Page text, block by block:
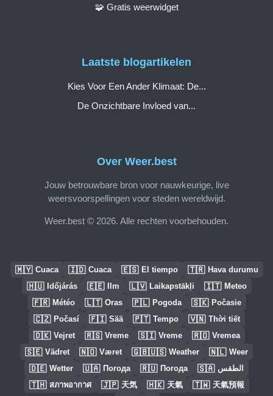
Over Weer.best
Jouw betrouwbare bron voor nauwkeurige, live
weersvoorspellingen voor steden wereldwijd.
Weer.best © 2026. Alle rechten voorbehouden.
🧩 Gratis weerwidget
Laatste blogartikelen
Kies Voor Een Ander Klimaat: De...
De Onzichtbare Invloed van...
🇲🇾 Cuaca 🇮🇩 Cuaca 🇪🇸 El tiempo 🇹🇷 Hava durumu
🇭🇺 Időjárás 🇪🇪 Ilm 🇱🇻 Laikapstākļi 🇮🇹 Meteo
🇫🇷 Météo 🇱🇹 Oras 🇵🇱 Pogoda 🇸🇰 Počasie
🇨🇿 Počasí 🇫🇮 Sää 🇵🇹 Tempo 🇻🇳 Thời tiết
🇩🇰 Vejret 🇷🇸 Vreme 🇸🇮 Vreme 🇷🇴 Vremea
🇸🇪 Vädret 🇳🇴 Været 🇬🇧🇺🇸 Weather 🇳🇱 Weer
🇩🇪 Wetter 🇺🇦 Погода 🇷🇺 Погода 🇸🇦 الطقس
🇹🇭 สภาพอากาศ 🇯🇵 天気 🇭🇰 天氣 🇹🇼 天氣預報